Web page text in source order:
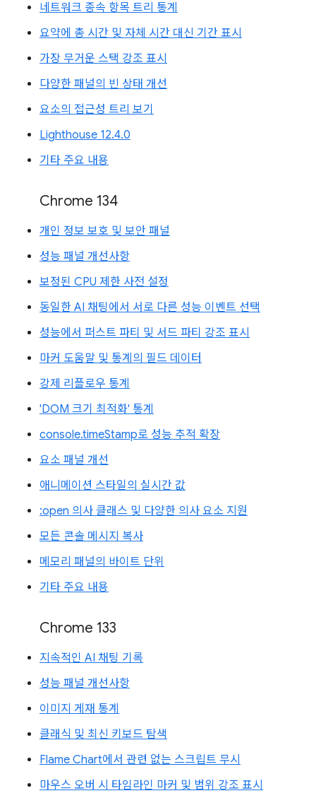
네트워크 종속 항목 트리 통계
요약에 총 시간 및 자체 시간 대신 기간 표시
가장 무거운 스택 강조 표시
다양한 패널의 빈 상태 개선
요소의 접근성 트리 보기
Lighthouse 12.4.0
기타 주요 내용
Chrome 134
개인 정보 보호 및 보안 패널
성능 패널 개선사항
보정된 CPU 제한 사전 설정
동일한 AI 채팅에서 서로 다른 성능 이벤트 선택
성능에서 퍼스트 파티 및 서드 파티 강조 표시
마커 도움말 및 통계의 필드 데이터
강제 리플로우 통계
'DOM 크기 최적화' 통계
console.timeStamp로 성능 추적 확장
요소 패널 개선
애니메이션 스타일의 실시간 값
:open 의사 클래스 및 다양한 의사 요소 지원
모든 콘솔 메시지 복사
메모리 패널의 바이트 단위
기타 주요 내용
Chrome 133
지속적인 AI 채팅 기록
성능 패널 개선사항
이미지 게재 통계
클래식 및 최신 키보드 탐색
Flame Chart에서 관련 없는 스크립트 무시
마우스 오버 시 타임라인 마커 및 범위 강조 표시